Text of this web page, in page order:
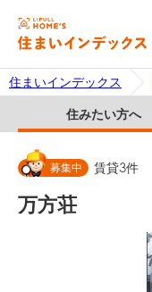
住まいインデックス
住みたい方へ
募集中 賃貸3件
万方荘